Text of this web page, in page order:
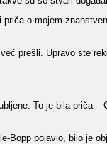
o mojem
prešli. Upravo ste
To je bila priča –
Bopp pojavio, bilo je